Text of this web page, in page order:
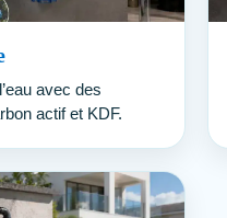
avec des
actif et KDF.